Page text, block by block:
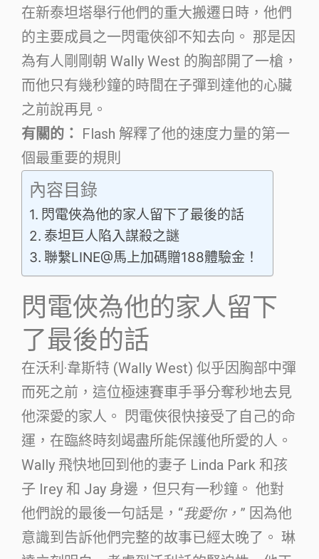
在新泰坦塔舉行他們的重大搬遷日時，他們
的主要成員之一閃電俠卻不知去向。 那是因
為有人剛剛朝 Wally West 的胸部開了一槍，
而他只有幾秒鐘的時間在子彈到達他的心臟
之前說再見。
有關的： Flash 解釋了他的速度力量的第一
個最重要的規則
內容目錄
閃電俠為他的家人留下了最後的話
泰坦巨人陷入謀殺之謎
聯繫LINE@馬上加碼贈188體驗金！
閃電俠為他的家人留下
了最後的話
在沃利·韋斯特 (Wally West) 似乎因胸部中彈
而死之前，這位極速賽車手爭分奪秒地去見
他深愛的家人。 閃電俠很快接受了自己的命
運，在臨終時刻竭盡所能保護他所愛的人。
Wally 飛快地回到他的妻子 Linda Park 和孩
子 Irey 和 Jay 身邊，但只有一秒鐘。 他對
他們說的最後一句話是，“我愛你， ” 因為他
意識到告訴他們完整的故事已經太晚了。 琳